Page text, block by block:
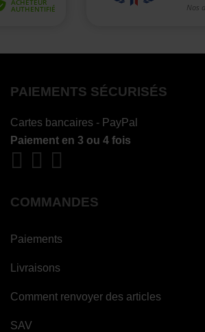
PAIEMENTS SÉCURISÉS
Cartes bancaires - PayPal
Paiement en 3 ou 4 fois
COMMANDES
Paiements
Livraisons
Comment renvoyer des articles
SAV